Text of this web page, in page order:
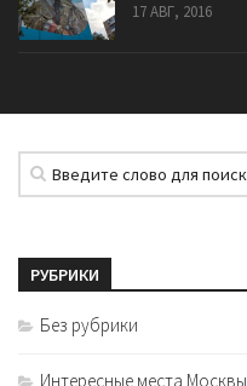
17 АВГ, 2016
РУБРИКИ
Без рубрики
Интересные места Москвы